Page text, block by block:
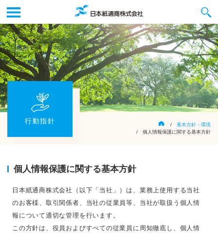
行動指針 / 基本方針・環境
/ 個人情報保護に関する基本方針
個人情報保護に関する基本方針
日本紙通商株式会社（以下「当社」）は、業務上使用する当社
のお客様、取引関係者、当社の従業員等、当社が取扱う個人情
報について適切な管理を行います。
この方針は、役員およびすべての従業員に周知徹底し、個人情